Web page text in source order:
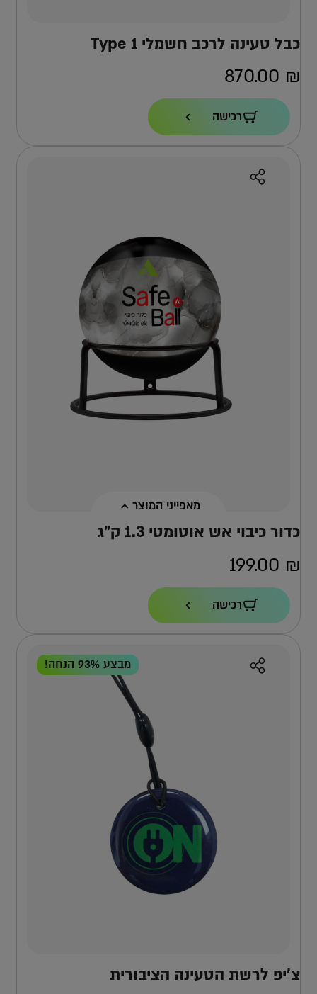
כבל טעינה לרכב חשמלי Type 1
870.00 ₪
רכישה
מאפייני המוצר
כדור כיבוי אש אוטומטי 1.3 ק”ג
199.00 ₪
תוקף
למה העמדה הזו?
רכישה
מבצע 93% הנחה!
צ’יפ לרשת הטעינה הציבורית